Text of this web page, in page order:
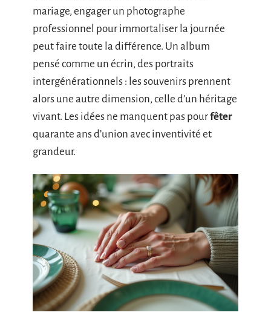
mariage, engager un photographe
professionnel pour immortaliser la journée
peut faire toute la différence. Un album
pensé comme un écrin, des portraits
intergénérationnels : les souvenirs prennent
alors une autre dimension, celle d’un héritage
vivant. Les idées ne manquent pas pourfêter
quarante ans d’union avec inventivité et
grandeur.